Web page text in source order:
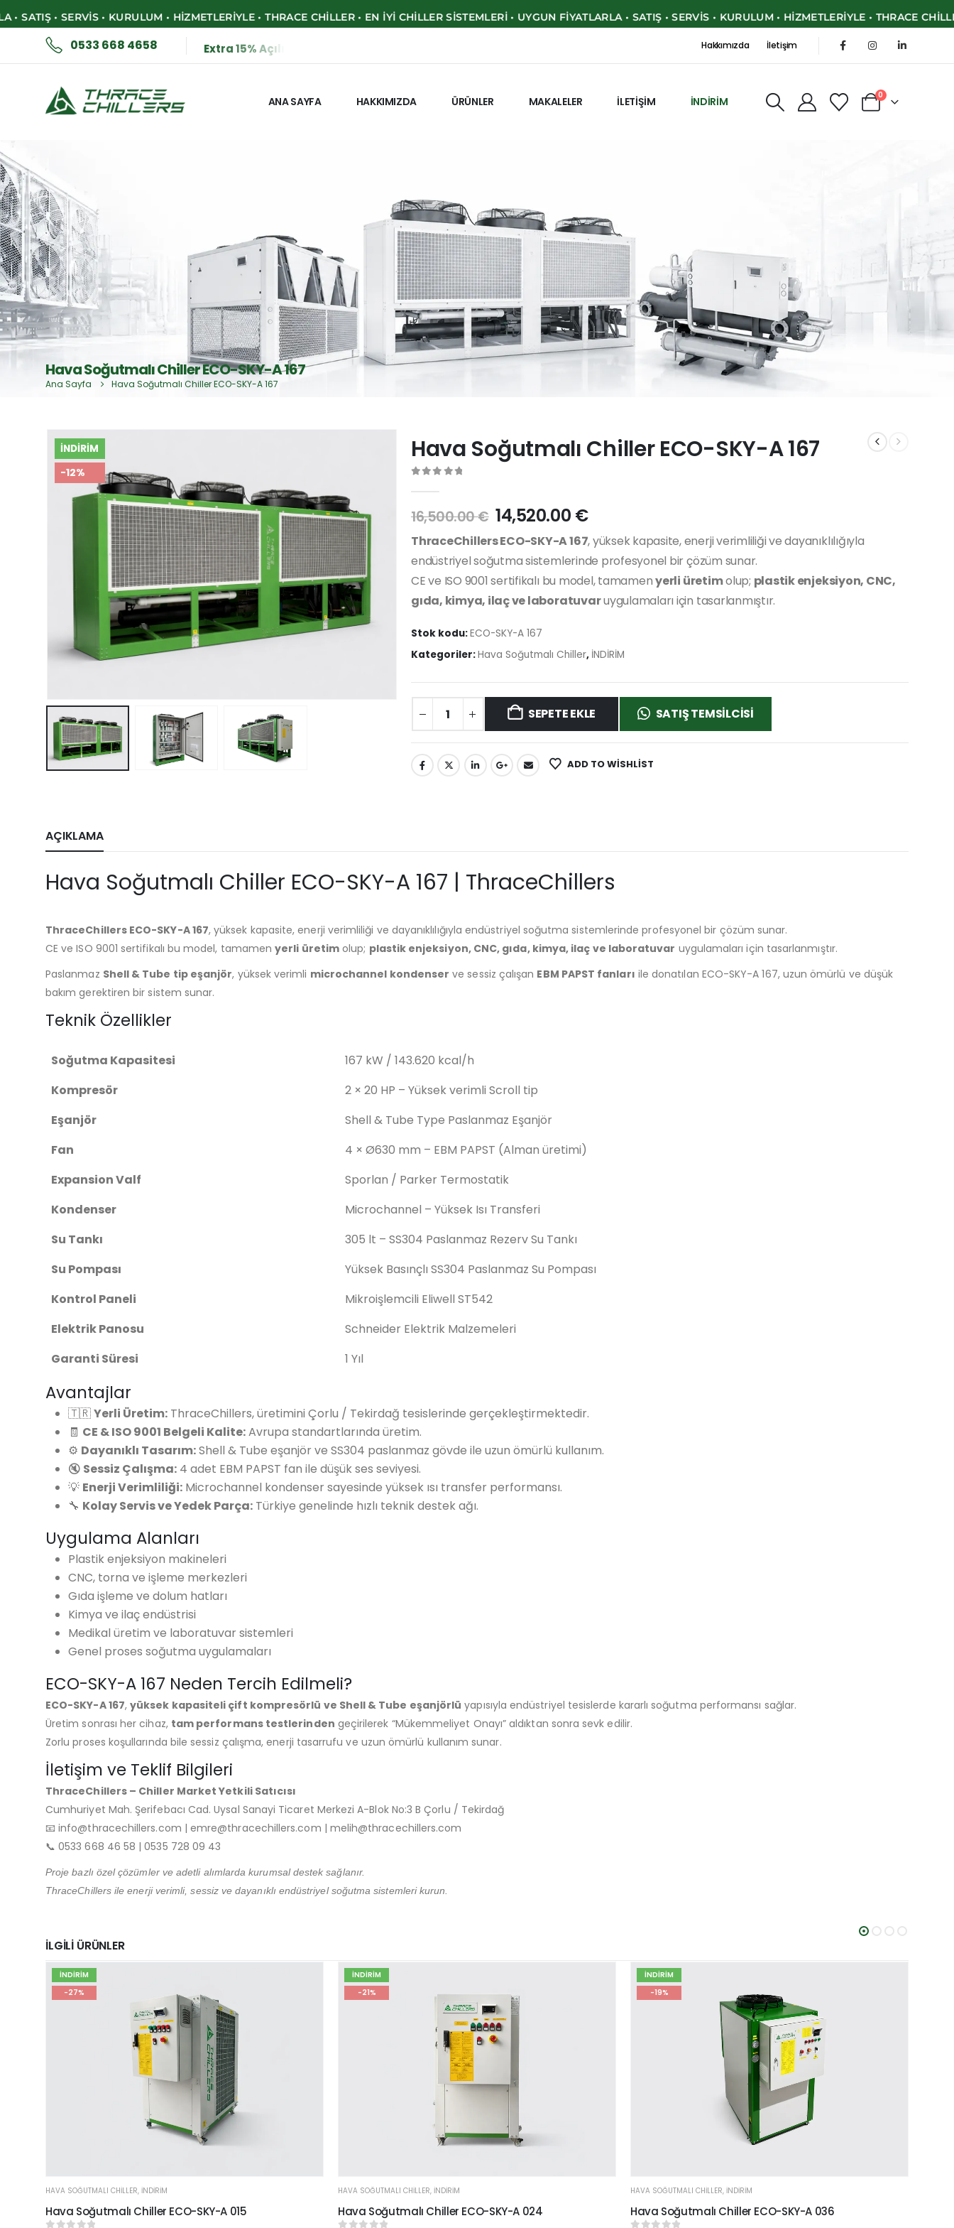
SERVIS • KURULUM • HIZMETLERIYLE • THRACE CHILLER • EN İYI CHILLER SISTEMLERI • UYGUN FIYATLARLA • SATIŞ • SERVIS • KURULUM • HIZMETLERIYLE • THRACE CHILLER
0533 668 4658 Extra15%Açı Hakkımızda İletişim
ANA SAYFA HAKKIMIZDA ÜRÜNLER MAKALELER İLETİŞİM İNDİRİM
0
Hava Soğutmalı Chiller ECO-SKY-A 167
Ana Sayfa Hava Soğutmalı Chiller ECO-SKY-A 167
İNDİRİM
-12%
Hava Soğutmalı Chiller ECO-SKY-A 167
16,500.00€ 14,520.00 €
ThraceChillers ECO-SKY-A 167, yüksek kapasite, enerji verimliliği ve dayanıklılığıyla
endüstriyel soğutma sistemlerinde profesyonel bir çözüm sunar.
CE ve ISO 9001 sertifikalı bu model, tamamenyerli üretimolup; plastik enjeksiyon, CNC,
gıda, kimya, ilaç ve laboratuvaruygulamaları için tasarlanmıştır.
Stok kodu:ECO-SKY-A 167
Kategoriler:Hava Soğutmalı Chiller, İNDİRİM
SEPETE EKLE SATIŞ TEMSILCISI
ADD TO WISHLIST
AÇIKLAMA
Hava Soğutmalı Chiller ECO-SKY-A 167 | ThraceChillers
ThraceChillers ECO-SKY-A 167, yüksek kapasite, enerji verimliliği ve dayanıklılığıyla endüstriyel soğutma sistemlerinde profesyonel bir çözüm sunar.
CE ve ISO 9001 sertifikalı bu model, tamamenyerli üretim olup; plastik enjeksiyon, CNC, gıda, kimya, ilaç ve laboratuvar uygulamaları için tasarlanmıştır.
Paslanmaz Shell & Tube tip eşanjör, yüksek verimli microchannel kondenser ve sessiz çalışan EBM PAPST fanları ile donatılan ECO-SKY-A 167, uzun ömürlü ve düşük
bakım gerektiren bir sistem sunar.
Teknik Özellikler
Soğutma Kapasitesi
167 kW / 143.620 kcal/h
Kompresör
2 × 20 HP – Yüksek verimli Scroll tip
Eşanjör
Shell & Tube Type Paslanmaz Eşanjör
Fan
4 × Ø630 mm – EBM PAPST (Alman üretimi)
Expansion Valf
Sporlan / Parker Termostatik
Kondenser
Microchannel – Yüksek Isı Transferi
Su Tankı
305 lt – SS304 Paslanmaz Rezerv Su Tankı
Su Pompası
Yüksek Basınçlı SS304 Paslanmaz Su Pompası
Kontrol Paneli
Mikroişlemcili Eliwell ST542
Elektrik Panosu
Schneider Elektrik Malzemeleri
Garanti Süresi
1 Yıl
Avantajlar
🇹🇷Yerli Üretim: ThraceChillers, üretimini Çorlu / Tekirdağ tesislerinde gerçekleştirmektedir.
🧾 CE & ISO 9001 Belgeli Kalite:Avrupa standartlarında üretim.
⚙️ Dayanıklı Tasarım:Shell & Tube eşanjör ve SS304 paslanmaz gövde ile uzun ömürlü kullanım.
🔇 Sessiz Çalışma: 4 adet EBM PAPST fan ile düşük ses seviyesi.
💡 Enerji Verimliliği: Microchannel kondenser sayesinde yüksek ısı transfer performansı.
🔧 Kolay Servis ve Yedek Parça: Türkiye genelinde hızlı teknik destek ağı.
Uygulama Alanları
Plastik enjeksiyon makineleri
CNC, torna ve işleme merkezleri
Gıda işleme ve dolum hatları
Kimya ve ilaç endüstrisi
Medikal üretim ve laboratuvar sistemleri
Genel proses soğutma uygulamaları
ECO-SKY-A 167 Neden Tercih Edilmeli?
ECO-SKY-A 167,yüksek kapasiteli çift kompresörlü ve Shell & Tube eşanjörlü yapısıyla endüstriyel tesislerde kararlı soğutma performansı sağlar.
Üretim sonrası her cihaz, tam performans testlerinden geçirilerek “Mükemmeliyet Onayı” aldıktan sonra sevk edilir.
Zorlu proses koşullarında bile sessiz çalışma, enerji tasarrufu ve uzun ömürlü kullanım sunar.
İletişim ve Teklif Bilgileri
ThraceChillers – Chiller Market Yetkili Satıcısı
Cumhuriyet Mah. Şerifebacı Cad. Uysal Sanayi Ticaret Merkezi A-Blok No:3 B Çorlu / Tekirdağ
📧 info@thracechillers.com | emre@thracechillers.com | melih@thracechillers.com
📞 0533 668 46 58 | 0535 728 09 43
Proje bazlı özel çözümler ve adetli alımlarda kurumsal destek sağlanır.
ThraceChillers ile enerji verimli, sessiz ve dayanıklı endüstriyel soğutma sistemleri kurun.
İLGİLİ ÜRÜNLER
İNDİRİM
-27%
HAVA SOĞUTMALI CHILLER, İNDİRİM
Hava Soğutmalı Chiller ECO-SKY-A 015
İNDİRİM
-21%
HAVA SOĞUTMALI CHILLER, İNDİRİM
Hava Soğutmalı Chiller ECO-SKY-A 024
İNDİRİM
-19%
HAVA SOĞUTMALI CHILLER, İNDİRİM
Hava Soğutmalı Chiller ECO-SKY-A 036